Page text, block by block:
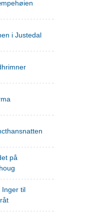
i Justedal
på
Inger til